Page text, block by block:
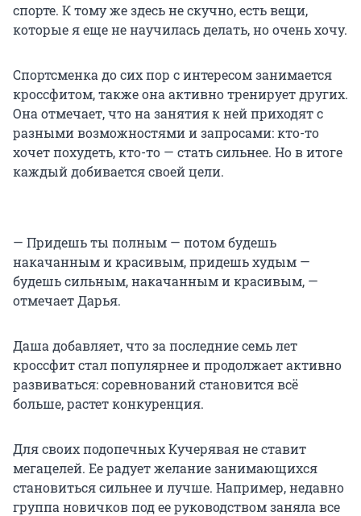
спорте. К тому же здесь не скучно, есть вещи,
которые я еще не научилась делать, но очень хочу.
Спортсменка до сих пор с интересом занимается
кроссфитом, также она активно тренирует других.
Она отмечает, что на занятия к ней приходят с
разными возможностями и запросами: кто-то
хочет похудеть, кто-то — стать сильнее. Но в итоге
каждый добивается своей цели.
— Придешь ты полным — потом будешь
накачанным и красивым, придешь худым —
будешь сильным, накачанным и красивым, —
отмечает Дарья.
Даша добавляет, что за последние семь лет
кроссфит стал популярнее и продолжает активно
развиваться: соревнований становится всё
больше, растет конкуренция.
Для своих подопечных Кучерявая не ставит
мегацелей. Ее радует желание занимающихся
становиться сильнее и лучше. Например, недавно
группа новичков под ее руководством заняла все